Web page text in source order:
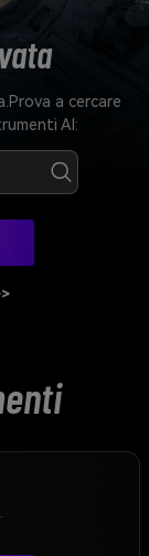
Prova a cercare
Al: